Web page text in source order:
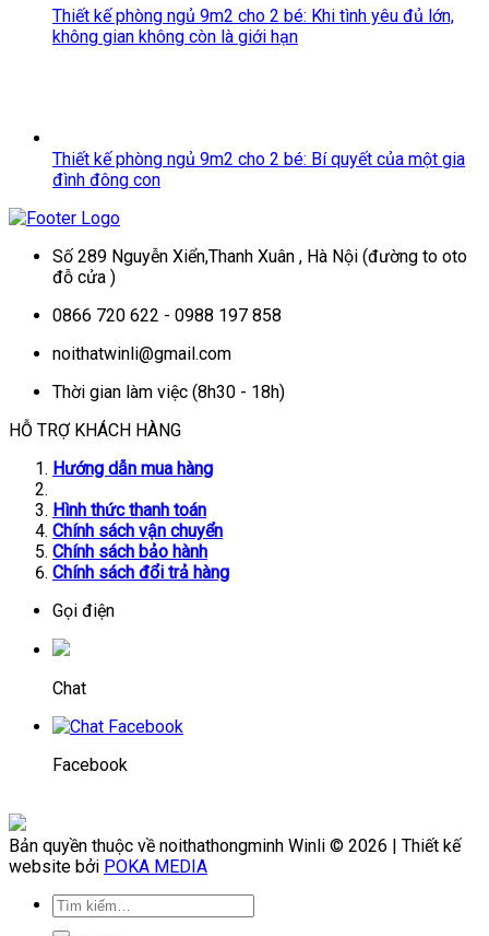
Thiết kế phòng ngủ 9m2 cho 2 bé: Khi tình yêu đủ lớn,
không gian không còn là giới hạn
Thiết kế phòng ngủ 9m2 cho 2 bé: Bí quyết của một gia
đình đông con
Số 289 Nguyễn Xiển,Thanh Xuân , Hà Nội (đường to oto
đỗ cửa )
0866 720 622 - 0988 197 858
noithatwinli@gmail.com
Thời gian làm việc (8h30 - 18h)
HỖ TRỢ KHÁCH HÀNG
Hướng dẫn mua hàng
Hình thức thanh toán
Chính sách vận chuyển
Chính sách bảo hành
Chính sách đổi trả hàng
Gọi điện
Chat
Facebook
Bản quyền thuộc về noithathongminh Winli © 2026 | Thiết kế
website bởi POKA MEDIA